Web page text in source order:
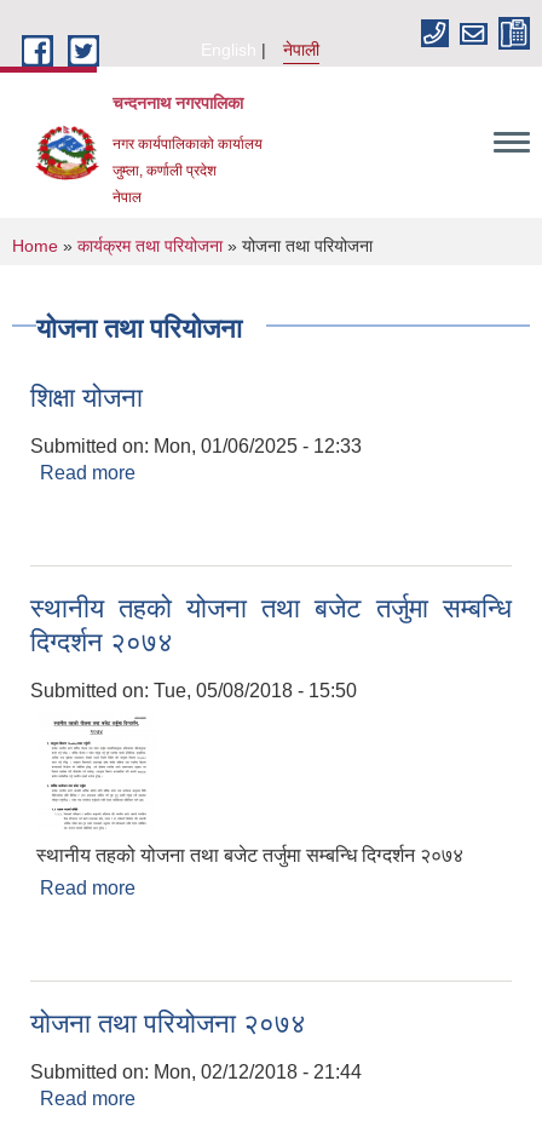
English
नेपाली
चन्दननाथ नगरपालिका
नगर कार्यपालिकाको कार्यालय
जुम्ला, कर्णाली प्रदेश
नेपाल
You are here
Home » कार्यक्रम तथा परियोजना» योजना तथा परियोजना
योजना तथा परियोजना
शिक्षा योजना
Submitted on: Mon, 01/06/2025 - 12:33
Read more
स्थानीय तहको योजना तथा बजेट तर्जुमा सम्बन्धि
दिग्दर्शन २०७४
Submitted on: Tue, 05/08/2018 - 15:50
स्थानीय तहको योजना तथा बजेट तर्जुमा सम्बन्धि दिग्दर्शन २०७४
Read more
योजना तथा परियोजना २०७४
Submitted on: Mon, 02/12/2018 - 21:44
Read more